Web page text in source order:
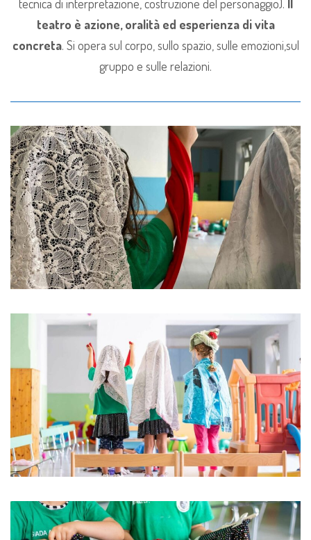
tecnica di interpretazione, costruzione del personaggio).
teatro è azione, oralità ed esperienza di vita
concreta. Si opera sul corpo, sullo spazio, sulle emozioni,sul
gruppo e sulle relazioni.